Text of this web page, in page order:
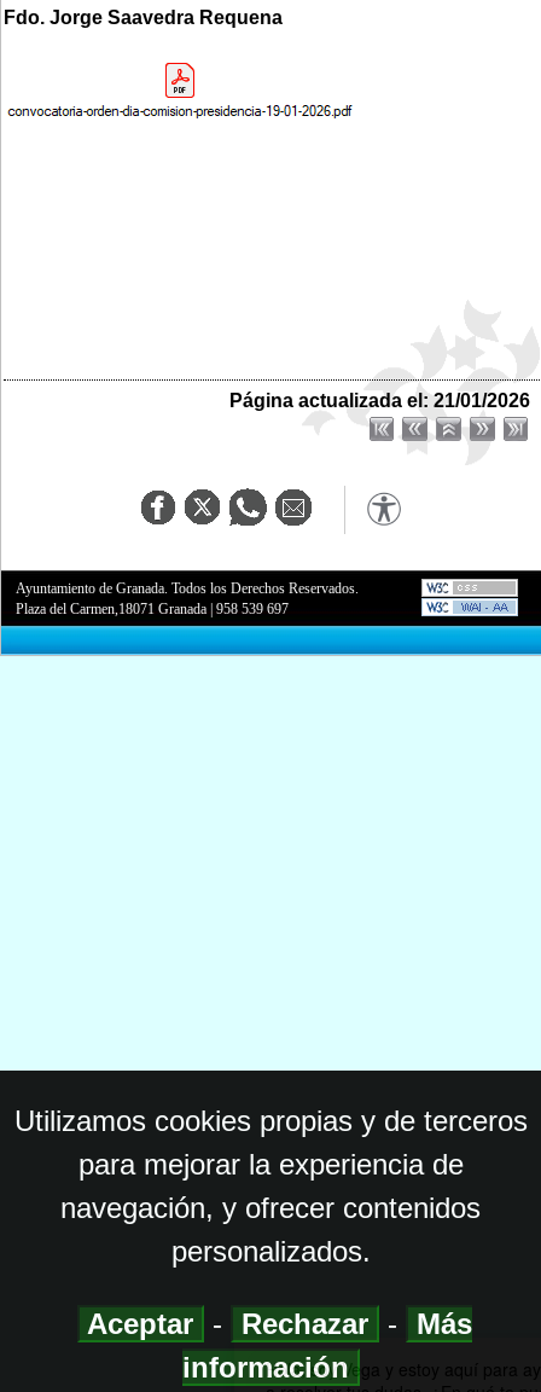
Fdo. Jorge Saavedra Requena
Página actualizada el: 21/01/2026
Ayuntamiento de Granada. Todos los Derechos Reservados.
Plaza del Carmen,18071 Granada |958 539 697
Utilizamos cookies propias y de terceros
para mejorar la experiencia de
navegación, y ofrecer contenidos
personalizados.
Aceptar - Rechazar -
Más
información